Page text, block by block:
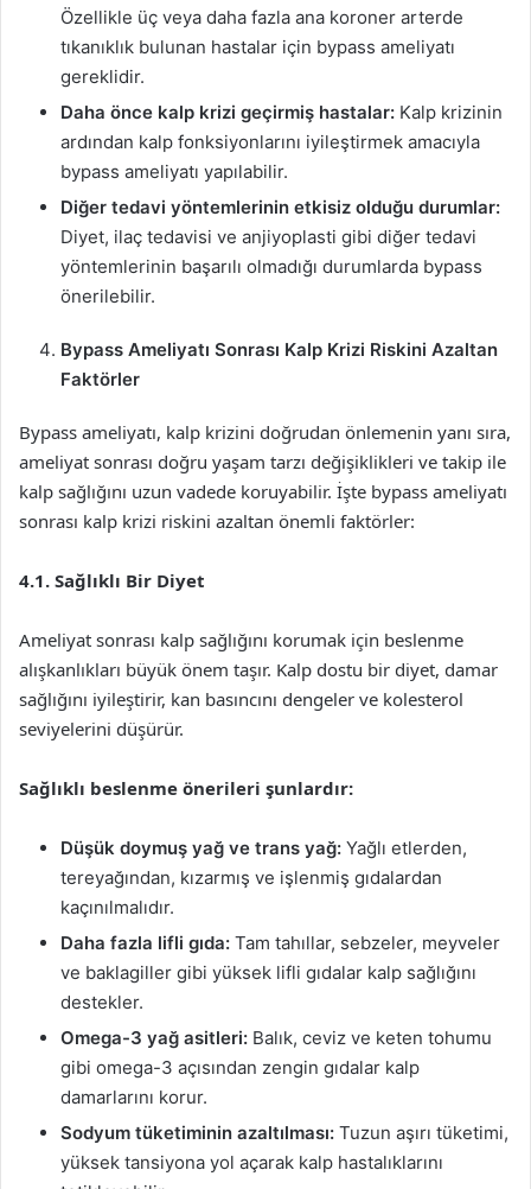
Özellikle üç veya daha fazla ana koroner arterde
tıkanıklık bulunan hastalar için bypass ameliyatı
gereklidir.
Daha önce kalp krizi geçirmiş hastalar: Kalp krizinin
ardından kalp fonksiyonlarını iyileştirmek amacıyla
bypass ameliyatı yapılabilir.
Diğer tedavi yöntemlerinin etkisiz olduğu durumlar:
Diyet, ilaç tedavisi ve anjiyoplasti gibi diğer tedavi
yöntemlerinin başarılı olmadığı durumlarda bypass
önerilebilir.
Bypass Ameliyatı Sonrası Kalp Krizi Riskini Azaltan
Faktörler
Bypass ameliyatı, kalp krizini doğrudan önlemenin yanı sıra,
ameliyat sonrası doğru yaşam tarzı değişiklikleri ve takip ile
kalp sağlığını uzun vadede koruyabilir. İşte bypass ameliyatı
sonrası kalp krizi riskini azaltan önemli faktörler:
4.1. Sağlıklı Bir Diyet
Ameliyat sonrası kalp sağlığını korumak için beslenme
alışkanlıkları büyük önem taşır. Kalp dostu bir diyet, damar
sağlığını iyileştirir, kan basıncını dengeler ve kolesterol
seviyelerini düşürür.
Sağlıklı beslenme önerileri şunlardır:
Düşük doymuş yağ ve trans yağ: Yağlı etlerden,
tereyağından, kızarmış ve işlenmiş gıdalardan
kaçınılmalıdır.
Daha fazla lifli gıda: Tam tahıllar, sebzeler, meyveler
ve baklagiller gibi yüksek lifli gıdalar kalp sağlığını
destekler.
Omega-3 yağ asitleri: Balık, ceviz ve keten tohumu
gibi omega-3 açısından zengin gıdalar kalp
damarlarını korur.
Sodyum tüketiminin azaltılması: Tuzun aşırı tüketimi,
yüksek tansiyona yol açarak kalp hastalıklarını